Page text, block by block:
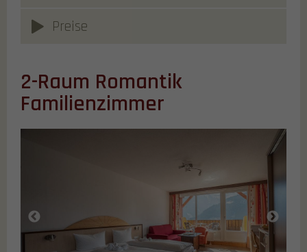
Preise
2-Raum Romantik
Familienzimmer